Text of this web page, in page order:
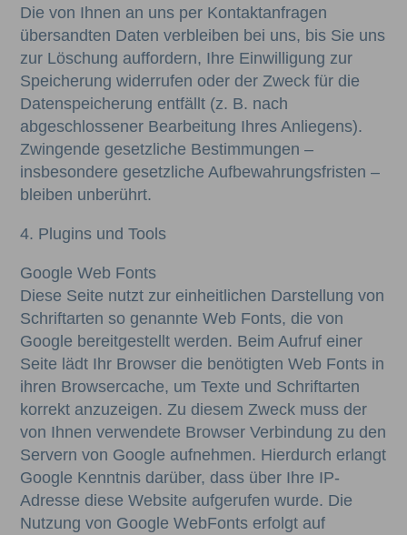
Die von Ihnen an uns per Kontaktanfragen
übersandten Daten verbleiben bei uns, bis Sie uns
zur Löschung auffordern, Ihre Einwilligung zur
Speicherung widerrufen oder der Zweck für die
Datenspeicherung entfällt (z. B. nach
abgeschlossener Bearbeitung Ihres Anliegens).
Zwingende gesetzliche Bestimmungen –
insbesondere gesetzliche Aufbewahrungsfristen –
bleiben unberührt.
4. Plugins und Tools
Google Web Fonts
Diese Seite nutzt zur einheitlichen Darstellung von
Schriftarten so genannte Web Fonts, die von
Google bereitgestellt werden. Beim Aufruf einer
Seite lädt Ihr Browser die benötigten Web Fonts in
ihren Browsercache, um Texte und Schriftarten
korrekt anzuzeigen. Zu diesem Zweck muss der
von Ihnen verwendete Browser Verbindung zu den
Servern von Google aufnehmen. Hierdurch erlangt
Google Kenntnis darüber, dass über Ihre IP-
Adresse diese Website aufgerufen wurde. Die
Nutzung von Google WebFonts erfolgt auf